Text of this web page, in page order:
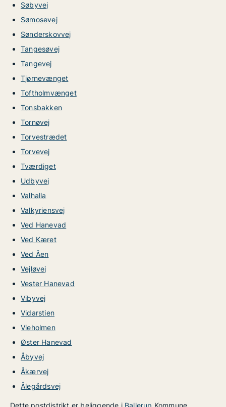
Søbyvej
Sømosevej
Sønderskovvej
Tangesøvej
Tangevej
Tjørnevænget
Toftholmvænget
Tonsbakken
Tornøvej
Torvestrædet
Torvevej
Tværdiget
Udbyvej
Valhalla
Valkyriensvej
Ved Hanevad
Ved Kæret
Ved Åen
Vejløvej
Vester Hanevad
Vibyvej
Vidarstien
Vieholmen
Øster Hanevad
Åbyvej
Åkærvej
Ålegårdsvej
Dette postdistrikt er beliggende i Ballerup Kommune